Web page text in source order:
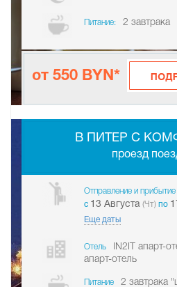
Питание: 2 завтрака
от 550 BYN*
В ПИТЕР С
проезд
Отправление и прибытие
c 13 Августа (Чт) по
Еще даты
Отель
IN2IT апарт-
апарт-отель
Питание 2 завтрака